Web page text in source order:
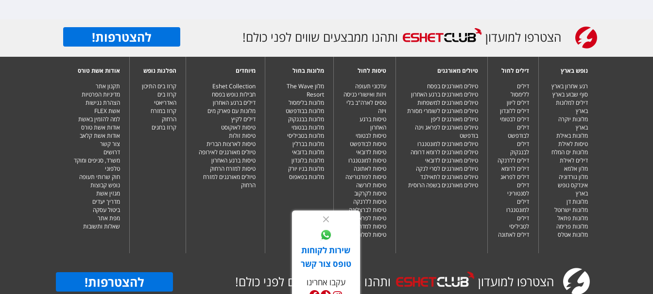
שירות לקוחות
טופס צור קשר
עקבו אחרינו
הצטרפו למועדון ותהנו ממבצעים שווים לפני כולם! להצטרפות!
נופש בארץ
רגע אחרון בארץ
סוף שבוע בארץ
דילים למלונות
בארץ
מלונות יוקרה
בארץ
מלונות באילת
טיסות לאילת
מלונות ים המלח
דילים לאילת
מלון אלמא
מלון גורדוניה
אינדקס נופש
בארץ
מלונות דן
מלונות ישרוטל
מלונות פתאל
מלונות פרימה
מלונות אטלס
דילים לחול
דילים
ללימסול
דילים ליוון
דילים ללונדון
דילים לבטומי
דילים
לבודפשט
דילים
לבנגקוק
דילים ללרנקה
דילים לרומא
דילים לפראג
דילים
לסנטוריני
דילים
למונטנגרו
דילים
לטביליסי
דילים לאתונה
טיולים מאורגנים
טיולים מאורגנים בפסח
טיולים מאורגנים ברגע האחרון
טיולים מאורגנים למשפחות
טיולים מאורגנים לשומרי מסורת
טיולים מאורגנים ליפן
טיולים מאורגנים לפראג וינה
בודפשט
טיולים מאורגנים למונטנגרו
טיולים מאורגנים לרומא דרומה
טיולים מאורגנים לדובאי
טיולים מאורגנים לסרי לנקה
טיולים מאורגנים לתאילנד
טיולים מאורגנים בשפה הרוסית
טיסות לחול
עדכוני תעופה
ויזות ואישורי כניסה
טסים לארה"ב בלי
ויזה
טיסות ברגע
האחרון
טיסות לבטומי
טיסות לבודפשט
טיסות לדובאי
טיסות למונטנגרו
טיסות לאתונה
טיסות לפודגוריצה
טיסות לורשה
טיסות לקרקוב
טיסות ללרנקה
טיסות לברצלונה
טיסות לפראג
טיסות למדריד
טיסות לסלוניקי
מלונות בחול
מלון The Wave
Resort
מלונות בלימסול
מלונות בבודפשט
מלונות בבנגקוק
מלונות בבטומי
מלונות בטביליסי
מלונות בברלין
מלונות בדובאי
מלונות בלונדון
מלונות בניו יורק
מלונות בפאפוס
מיוחדים
Eshet Collection
חבילות נופש בפסח
דילים ברגע האחרון
מלונות עם פארק מים
דילים לקיץ
טיסות לאוקוסט
טיסות זולות
טיסות לארצות הברית
טיולים מאורגנים לאירופה
טיסות ברגע האחרון
טיסות למזרח הרחוק
טיולים מאורגנים למזרח
הרחוק
הפלגות נופש
קרוז בים התיכון
קרוז בים
האדריאטי
קרוז במזרח
הרחוק
קרוז בחגים
אודות אשת טורס
תקנון אתר
מדיניות הפרטיות
הצהרת נגישות
אשת FLEX
למה להזמין באשת
אודות אשת טורס
אודות אשת קלאב
צור קשר
דרושים
משרד, סניפים ומוקד
טלפוני
חוק שרותי תעופה
נופש קבוצות
מגזין אשת
מדריך יעדים
ביטול עסקה
מפת אתר
שאלות ותשובות
הצטרפו למועדון ותהנו ממבצעים שווים לפני כולם! להצטרפות!